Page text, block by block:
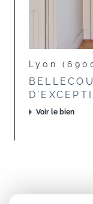
Lyon
Voir le bien